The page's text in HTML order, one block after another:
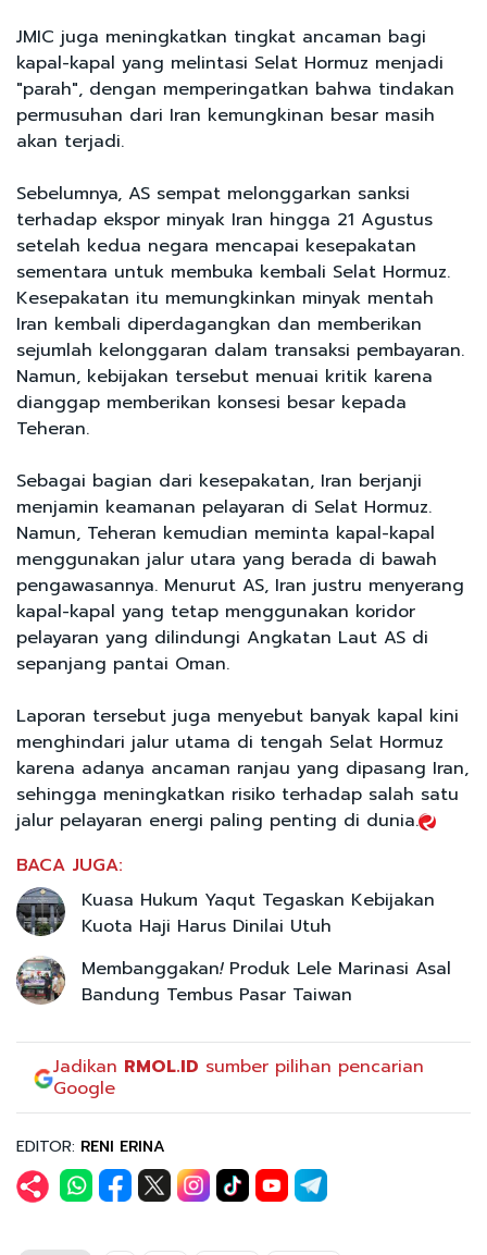
JMIC juga meningkatkan tingkat ancaman bagi
kapal-kapal yang melintasi Selat Hormuz menjadi
"parah", dengan memperingatkan bahwa tindakan
permusuhan dari Iran kemungkinan besar masih
akan terjadi.
Sebelumnya, AS sempat melonggarkan sanksi
terhadap ekspor minyak Iran hingga 21 Agustus
setelah kedua negara mencapai kesepakatan
sementara untuk membuka kembali Selat Hormuz.
Kesepakatan itu memungkinkan minyak mentah
Iran kembali diperdagangkan dan memberikan
sejumlah kelonggaran dalam transaksi pembayaran.
Namun, kebijakan tersebut menuai kritik karena
dianggap memberikan konsesi besar kepada
Teheran.
Sebagai bagian dari kesepakatan, Iran berjanji
menjamin keamanan pelayaran di Selat Hormuz.
Namun, Teheran kemudian meminta kapal-kapal
menggunakan jalur utara yang berada di bawah
pengawasannya. Menurut AS, Iran justru menyerang
kapal-kapal yang tetap menggunakan koridor
pelayaran yang dilindungi Angkatan Laut AS di
sepanjang pantai Oman.
Laporan tersebut juga menyebut banyak kapal kini
menghindari jalur utama di tengah Selat Hormuz
karena adanya ancaman ranjau yang dipasang Iran,
sehingga meningkatkan risiko terhadap salah satu
jalur pelayaran energi paling penting di dunia.
BACA JUGA:
Kuasa Hukum Yaqut Tegaskan Kebijakan
Kuota Haji Harus Dinilai Utuh
Membanggakan!Produk Lele Marinasi Asal
Bandung Tembus Pasar Taiwan
Jadikan RMOL.ID sumber pilihan pencarian
Google
EDITOR: RENI ERINA